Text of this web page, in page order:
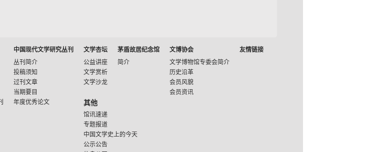
中国现代文学研究丛刊
丛刊简介
投稿须知
过刊文章
当期要目
年度优秀论文
文学杏坛
公益讲座
文学赏析
文学沙龙
茅盾故居纪念馆
简介
文博协会
文学博物馆专委会简介
历史沿革
会员风貌
会员资讯
友情链接
其他
馆讯速递
专题报道
中国文学史上的今天
公示公告